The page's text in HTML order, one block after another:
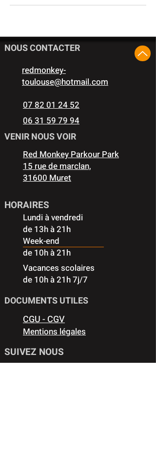
NOUS CONTACTER
redmonkey-
toulouse@hotmail.com
07 82 01 24 52
06 31 59 79 94
VENIR NOUS VOIR
Red Monkey Parkour Park
15 rue de marclan,
31600 Muret
HORAIRES
Lundi à vendredi
de 13h à 21h
Week-end
de 10h à 21h
Vacances scolaires
de 10h à 21h 7j/7
DOCUMENTS UTILES
CGU - CGV
Mentions légales
SUIVEZ NOUS